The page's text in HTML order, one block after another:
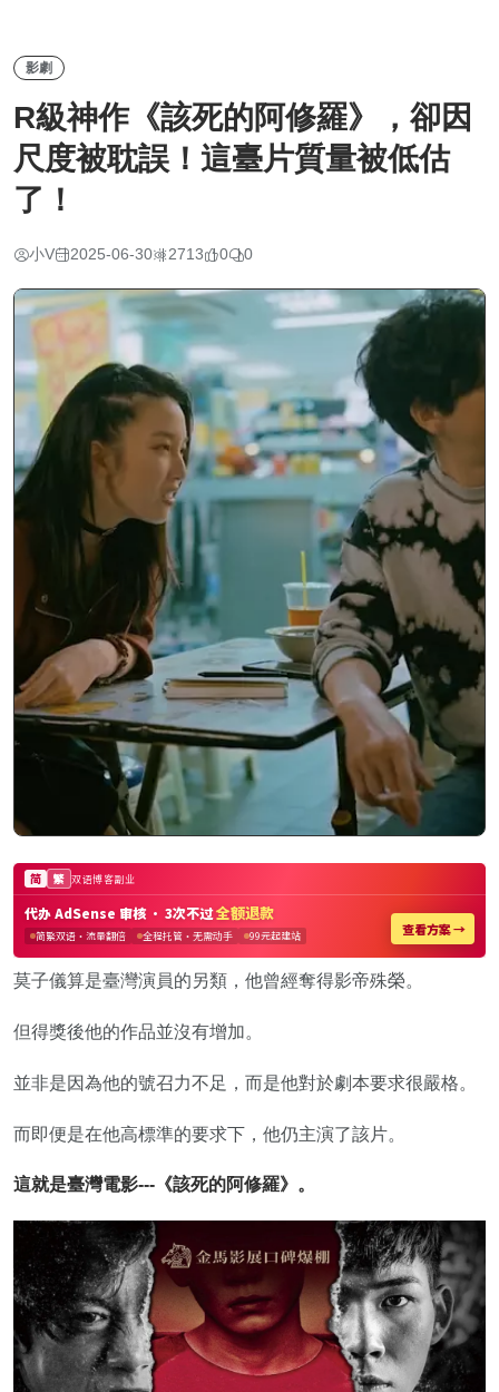
影劇
R級神作《該死的阿修羅》，卻因
尺度被耽誤！這臺片質量被低估
了！
小V 2025-06-30 2713 0 0
莫子儀算是臺灣演員的另類，他曾經奪得影帝殊榮。
但得獎後他的作品並沒有增加。
並非是因為他的號召力不足，而是他對於劇本要求很嚴格。
而即便是在他高標準的要求下，他仍主演了該片。
這就是臺灣電影---《該死的阿修羅》。